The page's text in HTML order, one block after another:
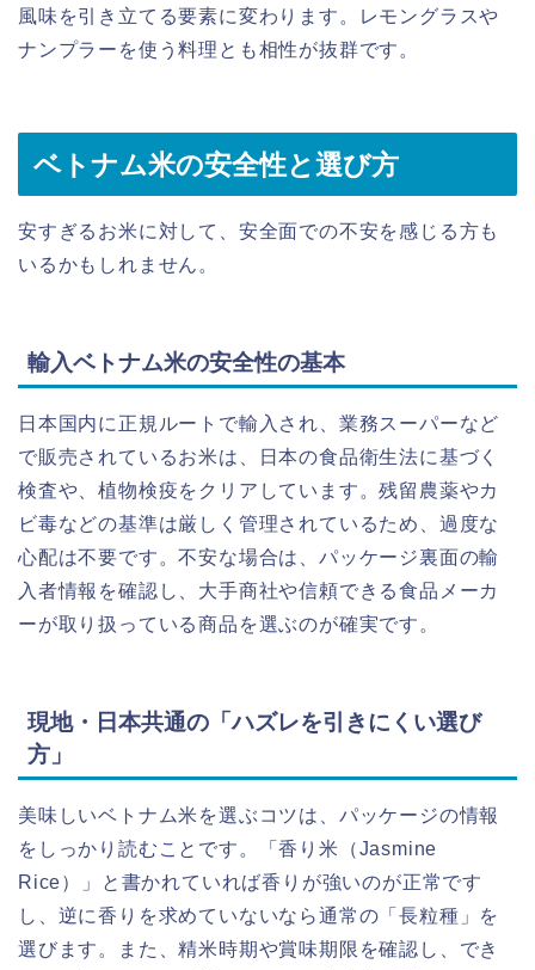
風味を引き立てる要素に変わります。レモングラスや
ナンプラーを使う料理とも相性が抜群です。
ベトナム米の安全性と選び方
安すぎるお米に対して、安全面での不安を感じる方も
いるかもしれません。
輸入ベトナム米の安全性の基本
日本国内に正規ルートで輸入され、業務スーパーなど
で販売されているお米は、日本の食品衛生法に基づく
検査や、植物検疫をクリアしています。残留農薬やカ
ビ毒などの基準は厳しく管理されているため、過度な
心配は不要です。不安な場合は、パッケージ裏面の輸
入者情報を確認し、大手商社や信頼できる食品メーカ
ーが取り扱っている商品を選ぶのが確実です。
現地・日本共通の「ハズレを引きにくい選び
方」
美味しいベトナム米を選ぶコツは、パッケージの情報
をしっかり読むことです。「香り米（Jasmine
Rice）」と書かれていれば香りが強いのが正常です
し、逆に香りを求めていないなら通常の「長粒種」を
選びます。また、精米時期や賞味期限を確認し、でき